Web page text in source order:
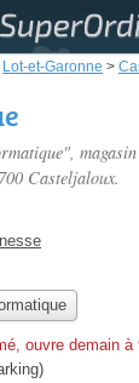
Lot-et-Garonne >
Casteljaloux.
ouvre demain à